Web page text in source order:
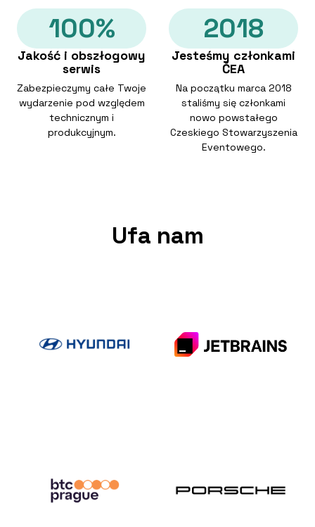
100%
Jakość i obszłogowy
serwis
Zabezpieczymy całe Twoje
wydarzenie pod względem
technicznym i
produkcyjnym.
2018
Jesteśmy członkami
ČEA
Na początku marca 2018
staliśmy się członkami
nowo powstałego
Czeskiego Stowarzyszenia
Eventowego.
Ufa nam